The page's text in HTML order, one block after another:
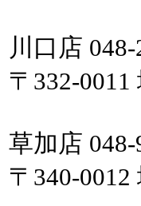
川口店
〒332-
草加店
〒340-